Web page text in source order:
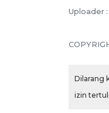
Uploader :
Dilarang
izin